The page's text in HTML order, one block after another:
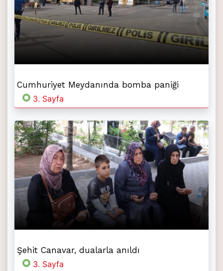
Cumhuriyet Meydanında bomba paniği
3. Sayfa
Şehit Canavar, dualarla anıldı
3. Sayfa